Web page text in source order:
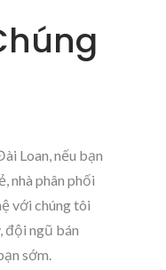
Loan, nếu bạn
nhà phân phối
với chúng tôi
đội ngũ bán
sớm.